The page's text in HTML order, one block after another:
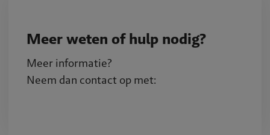
Meer weten of hulp nodig?
Meer informatie?
Neem dan contact op met: